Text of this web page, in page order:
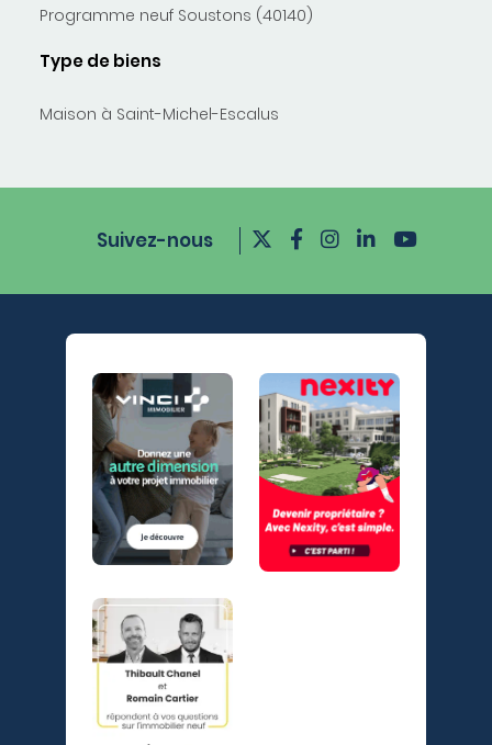
Programme neuf Soustons (40140)
Type de biens
Maison à Saint-Michel-Escalus
Suivez-nous